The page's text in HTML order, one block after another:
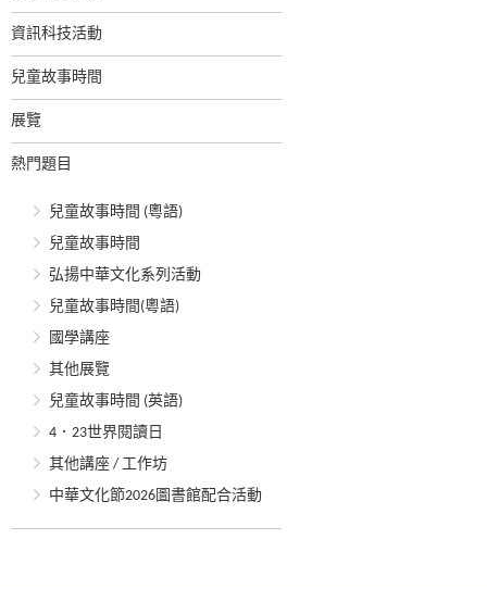
資訊科技活動
兒童故事時間
展覽
熱門題目
兒童故事時間 (粵語)
兒童故事時間
弘揚中華文化系列活動
兒童故事時間(粵語)
國學講座
其他展覽
兒童故事時間 (英語)
4．23世界閱讀日
其他講座 / 工作坊
中華文化節2026圖書館配合活動